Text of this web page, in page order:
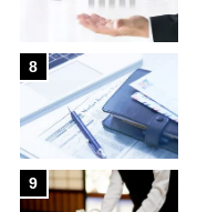
8
9